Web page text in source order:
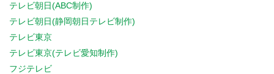
テレビ朝日(ABC制作)
テレビ朝日(静岡朝日テレビ制作)
テレビ東京
テレビ東京(テレビ愛知制作)
フジテレビ